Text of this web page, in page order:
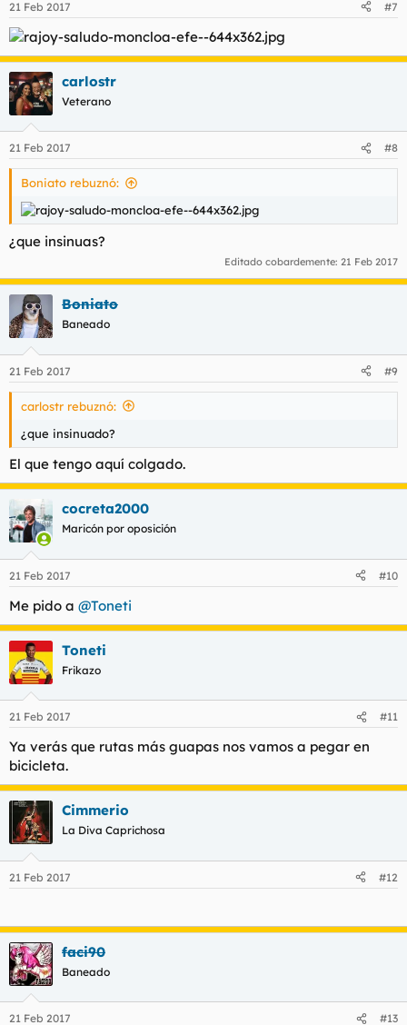
21 Feb 2017 #7
carlostr
Veterano
21 Feb 2017 #8
Boniato rebuznó:
¿que insinuas?
Editado cobardemente: 21 Feb 2017
Boniato
Baneado
21 Feb 2017 #9
carlostr rebuznó:
¿que insinuado?
El que tengo aquí colgado.
cocreta2000
Maricón por oposición
21 Feb 2017 #10
Me pido a @Toneti
Toneti
Frikazo
21 Feb 2017 #11
Ya verás que rutas más guapas nos vamos a pegar en
bicicleta.
Cimmerio
La Diva Caprichosa
21 Feb 2017 #12
faci90
Baneado
21 Feb 2017 #13